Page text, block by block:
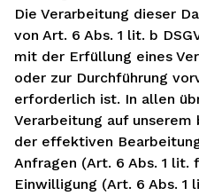
Die Verarbeitung dieser
von Art. 6 Abs. 1 lit. b
mit der Erfüllung eines
oder zur Durchführung
erforderlich ist. In allen
Verarbeitung auf
der effektiven
Anfragen (Art. 6 Abs. 1 lit.
Einwilligung (Art. 6 Abs. 1